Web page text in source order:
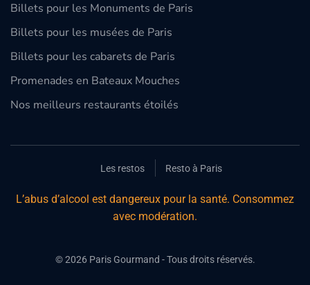
Billets pour les Monuments de Paris
Billets pour les musées de Paris
Billets pour les cabarets de Paris
Promenades en Bateaux Mouches
Nos meilleurs restaurants étoilés
Les restos Resto à Paris
L’abus d’alcool est dangereux pour la santé. Consommez
avec modération.
©2026Paris Gourmand - Tous droits réservés.